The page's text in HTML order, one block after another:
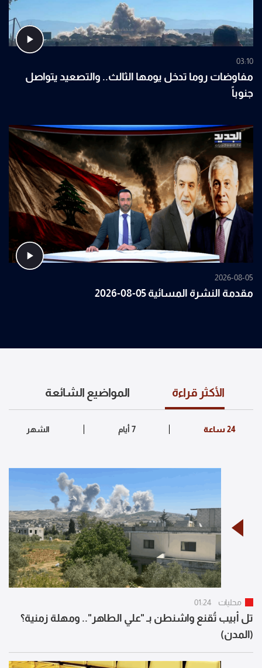
03:10
مفاوضات روما تدخل يومها الثالث.. والتصعيد يتواصل
جنوباً
2026-08-05
مقدمة النشرة المسائية 05-08-2026
الأكثر قراءة المواضيع الشائعة
محليات 01:24
تل أبيب تُقنع واشنطن بـ "علي الطاهر".. ومهلة زمنية؟
(المدن)